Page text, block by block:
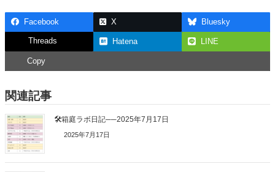
tt
er
c
e
b
o
k
e
a
d
s
k
e
dI
n
ail
Facebook X Bluesky
Threads Hatena LINE
Copy
関連記事
🛠箱庭ラボ日記──2025年7月17日
2025年7月17日